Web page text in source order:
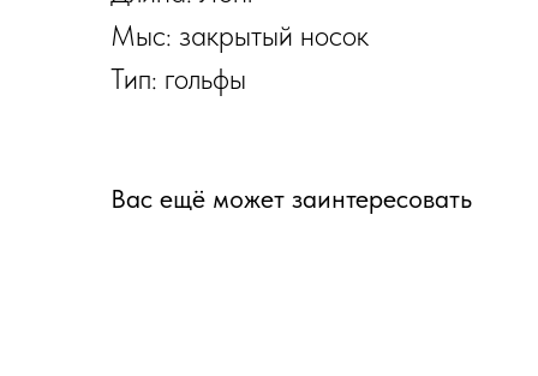
Мыс: закрытый носок
Тип: гольфы
Вас ещё может заинтересовать